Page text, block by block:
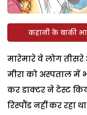
कहानी के बाकी
मारेमारे वे लोग
मीरा को अस्पताल में
कर डाक्टर ने टेस्ट
रिस्पौंड नहीं कर रहा